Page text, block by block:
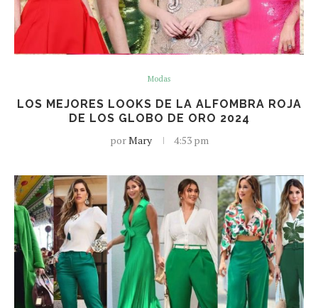
Modas
LOS MEJORES LOOKS DE LA ALFOMBRA ROJA
DE LOS GLOBO DE ORO 2024
porMary 4:53 pm